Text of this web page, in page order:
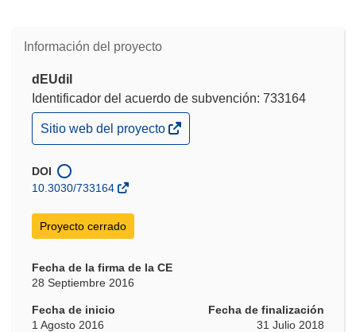
Información del proyecto
dEUdil
Identificador del acuerdo de subvención: 733164
(se
abrirá
una
nueva
Sitio web del proyecto
DOI
10.3030/733164
Proyecto cerrado
Fecha de la firma de la CE
28 Septiembre 2016
Fecha de inicio
1 Agosto 2016
Fecha de finalización
31 Julio 2018